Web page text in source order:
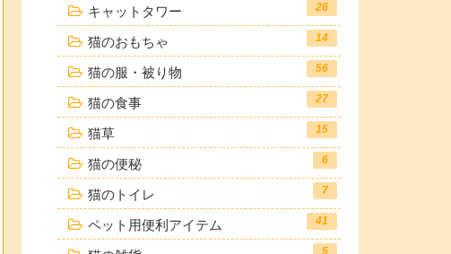
キャットタワー 26
猫のおもちゃ 14
猫の服・被り物 56
猫の食事 27
猫草 15
猫の便秘 6
猫のトイレ 7
ペット用便利アイテム 41